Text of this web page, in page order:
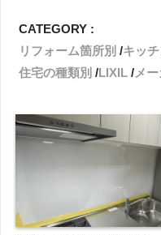
CATEGORY :
リフォーム箇所別
キッ
住宅の種類別
LIXIL メ